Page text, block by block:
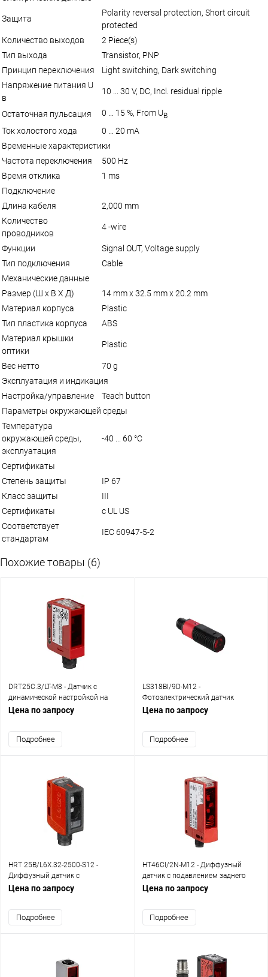
Защита
Polarity reversal protection, Short circuit
protected
Количество выходов
2 Piece(s)
Тип выхода
Transistor, PNP
Принцип переключения
Light switching, Dark switching
Напряжение питания U
в
10 ... 30 V, DC, Incl. residual ripple
Остаточная пульсация 0 ... 15 %, From UB
Ток холостого хода
0 ... 20 mA
Временные характеристики
Частота переключения
500 Hz
Время отклика
1 ms
Подключение
Длина кабеля
2,000 mm
Количество
проводников
4 -wire
Функции
Signal OUT, Voltage supply
Тип подключения
Cable
Механические данные
Размер (Ш x В X Д)
14 mm x 32.5 mm x 20.2 mm
Материал корпуса
Plastic
Тип пластика корпуса
ABS
Материал крышки
оптики
Plastic
Вес нетто
70 g
Эксплуатация и индикация
Настройка/управление
Teach button
Параметры окружающей среды
Температура
окружающей среды,
эксплуатация
-40 ... 60 °C
Сертификаты
Степень защиты
IP 67
Класс защиты
III
Сертификаты
c UL US
Соответствует
стандартам
IEC 60947-5-2
Похожие товары (6)
DRT25C.3/LT-M8 - Датчик с
динамической настройкой на
задний фон
Цена по запросу
Подробнее
LS318BI/9D-M12 -
Фотоэлектрический датчик
однолучевой transmitter
Цена по запросу
Подробнее
HRT 25B/L6X.32-2500-S12 -
Диффузный датчик с
подавлением заднего фона
Цена по запросу
Подробнее
HT46CI/2N-M12 - Диффузный
датчик с подавлением заднего
фона
Цена по запросу
Подробнее